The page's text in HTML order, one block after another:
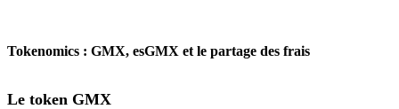
Tokenomics : GMX, esGMX et le partage des frais
Le token GMX